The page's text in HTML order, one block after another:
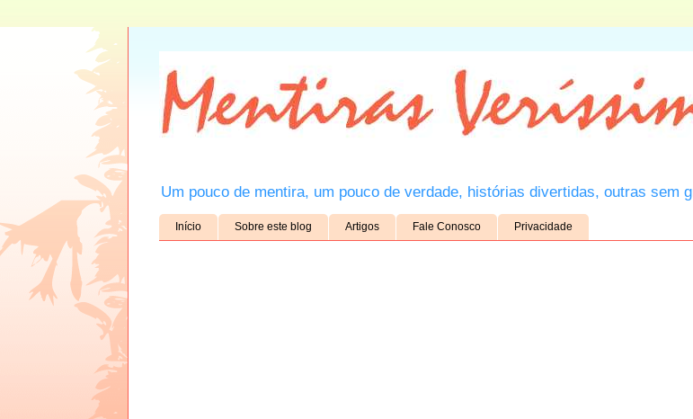
Um pouco de mentira, um pouco de verdade, histórias divertidas, outras sem
Início Sobre este blog Artigos Fale Conosco Privacidade